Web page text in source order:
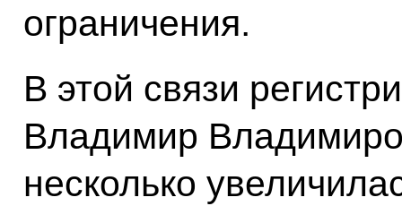
ограничения.
В этой связи
Владимир
несколько